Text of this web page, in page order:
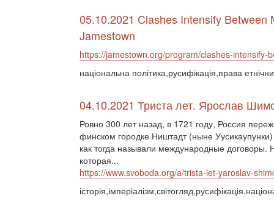
05.10.2021 Clashes Intensify
Jamestown
https://jamestown.org/program/clashes-
національна політика,русифікація,права
04.10.2021 Триста лет. Ярослав
Ровно 300 лет назад, в 1721 году, Россия
финском городке Ништадт (ныне
как тогда называли международные
которая...
https://www.svoboda.org/a/trista-let-yaroslav-